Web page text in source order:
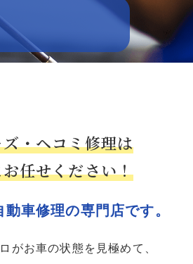
i
・ヘコミ修理は
任せください！
車修理の専門店です。
がお車の状態を見極めて、